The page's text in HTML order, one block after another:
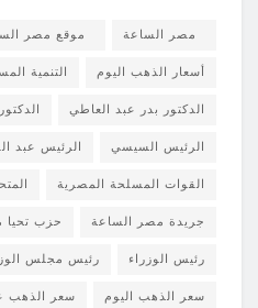
مصر الساعة موقع مصر
أسعار الذهب اليوم التنمية
الدكتور بدر عبد العاطي
الرئيس السيسي الرئيس عبد
القوات المسلحة المصرية
جريدة مصر الساعة حزب تحيا
رئيس الوزراء رئيس مجلس
سعر الذهب اليوم سعر الذهب